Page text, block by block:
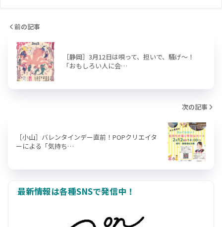
前の記事
［静岡］3月12日は唄って、担いで、騒げ〜！
「おもしろい人に会…
次の記事
［小山］バレンタインデー直前！POPクリエイタ
ーによる「気持ち…
最新情報は各種SNSで発信中！